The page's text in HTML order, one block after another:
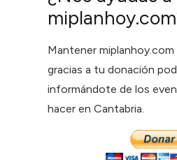
Mantener
gracias a tu donación
informándote de los
hacer en Cantabria.